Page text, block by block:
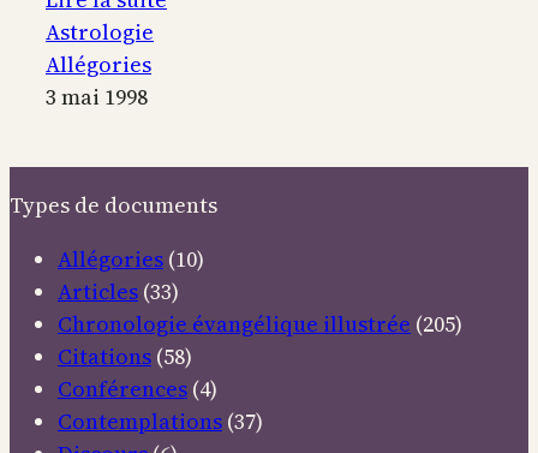
Astrologie
Allégories
3 mai 1998
Types de documents
Allégories (10)
Articles (33)
Chronologie évangélique illustrée (205)
Citations (58)
Conférences (4)
Contemplations (37)